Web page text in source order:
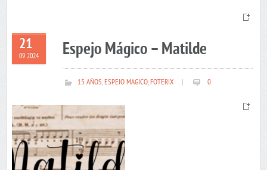
21
09 2024 Espejo Mágico – Matilde
15 AÑOS,ESPEJO MAGICO,FOTERIX 0